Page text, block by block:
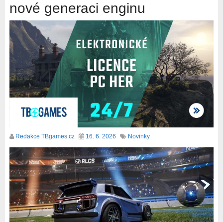
nové generaci enginu
Redakce TBgames.cz 16. 6. 2026 Novinky